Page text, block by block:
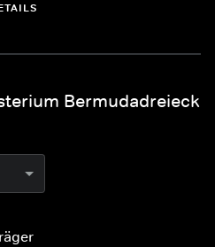
Bermudadreieck